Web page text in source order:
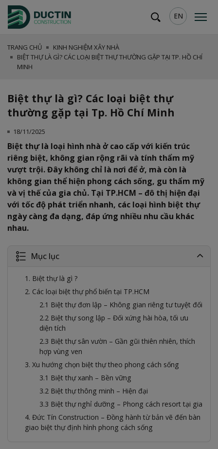
EN
TRANG CHỦ
KINH NGHIỆM XÂY NHÀ
BIỆT THỰ LÀ GÌ? CÁC LOẠI BIỆT THỰ THƯỜNG GẶP TẠI TP. HỒ CHÍ
MINH
Biệt thự là gì? Các loại biệt thự
thường gặp tại Tp. Hồ Chí Minh
18/11/2025
Biệt thự là loại hình nhà ở cao cấp với kiến trúc
riêng biệt, không gian rộng rãi và tính thẩm mỹ
vượt trội. Đây không chỉ là nơi để ở, mà còn là
không gian thể hiện phong cách sống, gu thẩm mỹ
và vị thế của gia chủ. Tại TP.HCM – đô thị hiện đại
với tốc độ phát triển nhanh, các loại hình biệt thự
ngày càng đa dạng, đáp ứng nhiều nhu cầu khác
nhau.
Mục lục
1. Biệt thự là gì ?
2. Các loại biệt thự phổ biến tại TP.HCM
2.1 Biệt thự đơn lập – Không gian riêng tư tuyệt đối
2.2 Biệt thự song lập – Đối xứng hài hòa, tối ưu
diện tích
2.3 Biệt thự sân vườn – Gần gũi thiên nhiên, thích
hợp vùng ven
3. Xu hướng chọn biệt thự theo phong cách sống
3.1 Biệt thự xanh – Bền vững
3.2 Biệt thự thông minh – Hiện đại
3.3 Biệt thự nghỉ dưỡng – Phong cách resort tại gia
4. Đức Tín Construction – Đồng hành từ bản vẽ đến bàn
giao biệt thự định hình phong cách sống